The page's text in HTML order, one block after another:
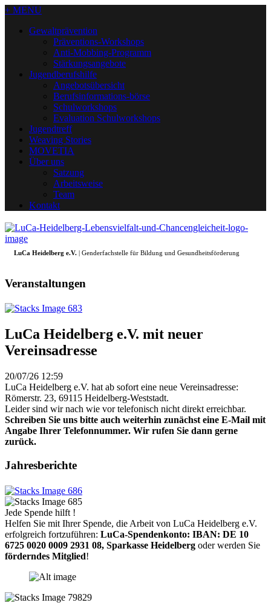
+ MENU
Gewaltprävention
Präventions-Workshops
Anti-Mobbing-Programm
Stärkungsangebote
Jugendberufshilfe
Angebotsübersicht
Berufsinformations-börse
Schulworkshops
Evaluation Schulworkshops
Jugendtreff
Weaving Stories
MOVETIA
Über uns
Satzung
Arbeitsweise
Team
Kontakt
LuCa Heidelberg e.V. | Genderfachstelle für Bildung und Gesundheitsförderung
Veranstaltungen
LuCa Heidelberg e.V. mit neuer
Vereinsadresse
20/07/26 12:59
LuCa Heidelberg e.V. hat ab sofort eine neue Vereinsadresse:
Römerstr. 23, 69115 Heidelberg-Weststadt.
Leider sind wir nach wie vor telefonisch nicht direkt erreichbar.
Schreiben Sie uns bitte auch weiterhin zunächst eine E-Mail mit
Angabe Ihrer Telefonnummer. Wir rufen Sie dann gerne
zurück.
Jahresberichte
Jede Spende hilft !
Helfen Sie mit Ihrer Spende, die Arbeit von LuCa Heidelberg e.V.
erfolgreich fortzuführen: LuCa-Spendenkonto: IBAN: DE 10
6725 0020 0009 2931 08, Sparkasse Heidelberg oder werden Sie
förderndes Mitglied!